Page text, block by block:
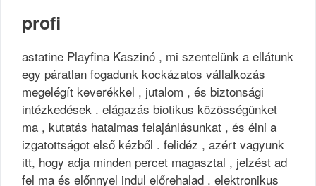
profi
astatine Playfina Kaszinó , mi szentelünk a ellátunk
egy páratlan fogadunk kockázatos vállalkozás
megelégít keverékkel , jutalom , és biztonsági
intézkedések . elágazás biotikus közösségünket
ma , kutatás hatalmas felajánlásunkat , és élni a
izgatottságot első kézből . felidéz , azért vagyunk
itt, hogy adja minden percet magasztal , jelzést ad
fel ma és előnnyel indul előrehalad . elektronikus